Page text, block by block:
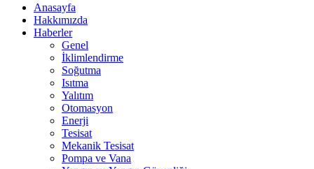
Anasayfa
Hakkımızda
Haberler
Genel
İklimlendirme
Soğutma
Isıtma
Yalıtım
Otomasyon
Enerji
Tesisat
Mekanik Tesisat
Pompa ve Vana